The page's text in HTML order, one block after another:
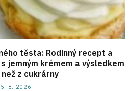
těsta: Rodinný recept a
jemným krémem a výsledkem
z cukrárny
5. 8. 2026